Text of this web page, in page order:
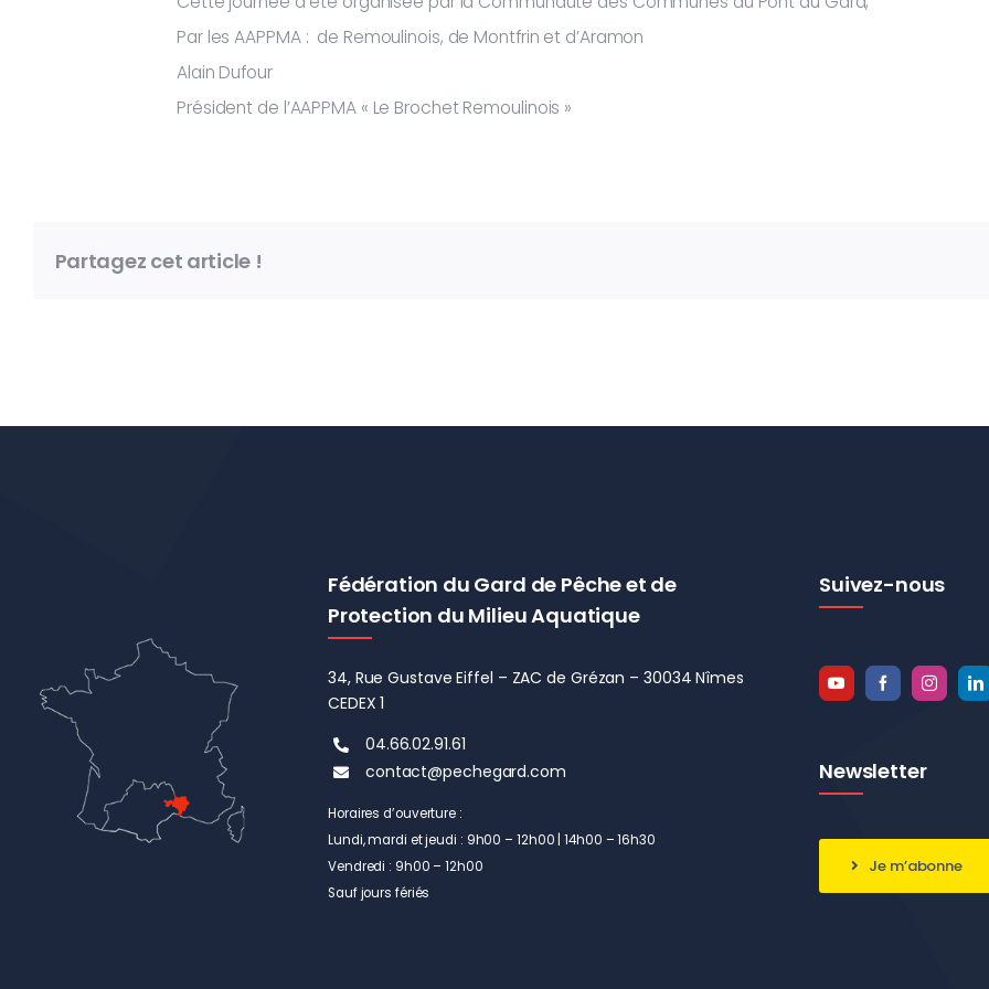
Par les AAPPMA : de Remoulinois, de Montfrin et d’Aramon
Alain Dufour
Président de l’AAPPMA « Le Brochet Remoulinois »
Partagez cet article !
Fédération du Gard de Pêche et de
Protection du Milieu Aquatique
34, Rue Gustave Eiffel – ZAC de Grézan – 30034 Nîmes
CEDEX 1
04.66.02.91.61
contact@pechegard.com
Horaires d’ouverture :
Lundi, mardi et jeudi : 9h00 – 12h00 | 14h00 – 16h30
Vendredi : 9h00 – 12h00
Sauf jours fériés
Suivez-nous
Newsletter
Je m’abonne